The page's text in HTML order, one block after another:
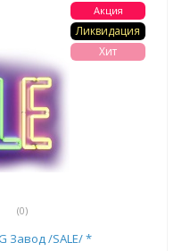
(0)
Акция
Ликвидация
Хит
Завод /SALE/ *